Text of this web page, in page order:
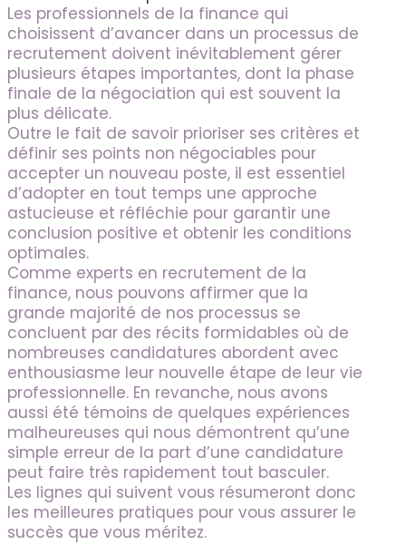
Les professionnels de la finance qui
choisissent d’avancer dans un processus de
recrutement doivent inévitablement gérer
plusieurs étapes importantes, dont la phase
finale de la négociation qui est souvent la
plus délicate.
Outre le fait de savoir prioriser ses critères et
définir ses points non négociables pour
accepter un nouveau poste, il est essentiel
d’adopter en tout temps une approche
astucieuse et réfléchie pour garantir une
conclusion positive et obtenir les conditions
optimales.
Comme experts en recrutement de la
finance, nous pouvons affirmer que la
grande majorité de nos processus se
concluent par des récits formidables où de
nombreuses candidatures abordent avec
enthousiasme leur nouvelle étape de leur vie
professionnelle. En revanche, nous avons
aussi été témoins de quelques expériences
malheureuses qui nous démontrent qu’une
simple erreur de la part d’une candidature
peut faire très rapidement tout basculer.
Les lignes qui suivent vous résumeront donc
les meilleures pratiques pour vous assurer le
succès que vous méritez.